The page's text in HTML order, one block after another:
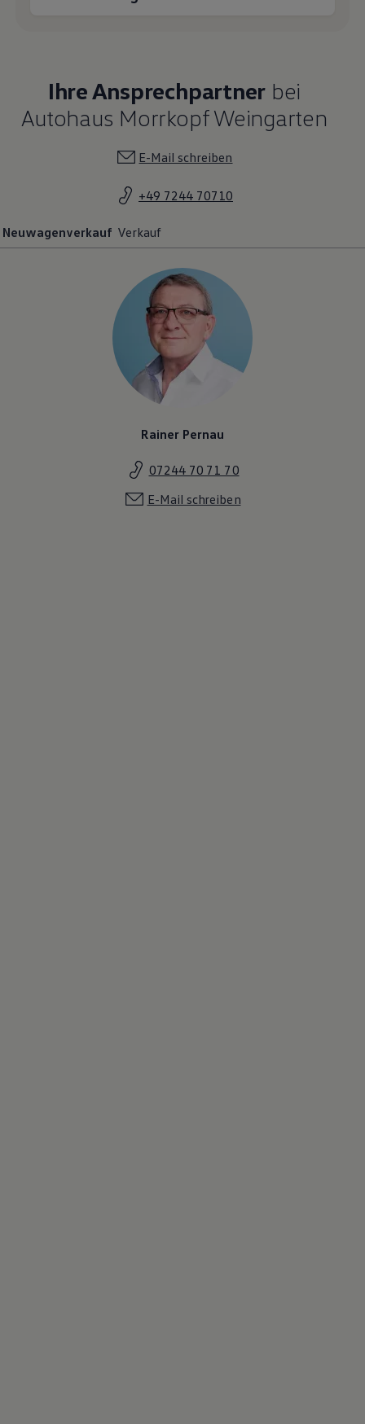
Ihre Ansprechpartner bei
Autohaus Morrkopf Weingarten
E-Mail schreiben
+49 7244 70710
Neuwagenverkauf Verkauf
Rainer Pernau
07244 70 71 70
E-Mail schreiben